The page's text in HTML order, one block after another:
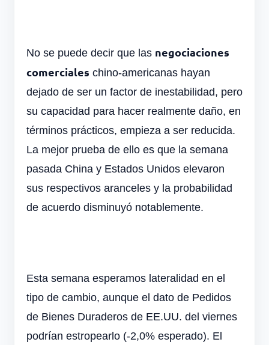
No se puede decir que las negociaciones
comerciales chino-americanas hayan
dejado de ser un factor de inestabilidad, pero
su capacidad para hacer realmente daño, en
términos prácticos, empieza a ser reducida.
La mejor prueba de ello es que la semana
pasada China y Estados Unidos elevaron
sus respectivos aranceles y la probabilidad
de acuerdo disminuyó notablemente.
Esta semana esperamos lateralidad en el
tipo de cambio, aunque el dato de Pedidos
de Bienes Duraderos de EE.UU. del viernes
podrían estropearlo (-2,0% esperado). El